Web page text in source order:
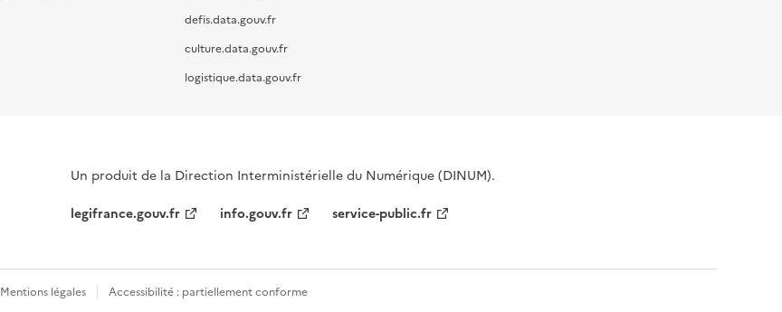
defis.data.gouv.fr
culture.data.gouv.fr
logistique.data.gouv.fr
Un produit de la Direction Interministérielle du Numérique (DINUM).
legifrance.gouv.fr
info.gouv.fr service-public.fr
Mentions légales Accessibilité : partiellement conforme